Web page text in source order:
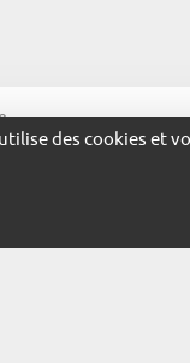
des cookies et